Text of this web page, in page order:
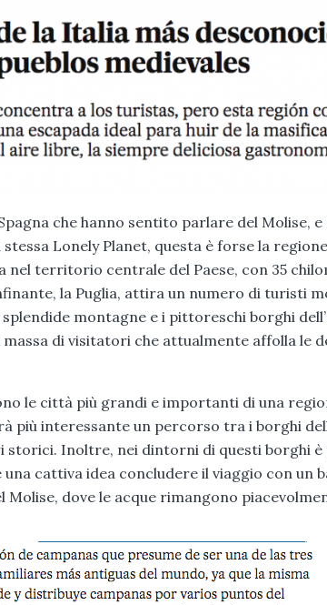
che hanno sentito parlare del Molise,
Lonely Planet, questa è forse la
nel territorio centrale del Paese, con 35
la Puglia, attira un numero di turisti
montagne e i pittoreschi borghi
di visitatori che attualmente affolla le
le città più grandi e importanti di una
più interessante un percorso tra i borghi
storici. Inoltre, nei dintorni di questi borghi è
cattiva idea concludere il viaggio con un
Molise, dove le acque rimangono